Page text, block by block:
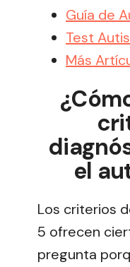
Guía de
Test
Más
el
Los criterios
5 ofrecen
pregunta